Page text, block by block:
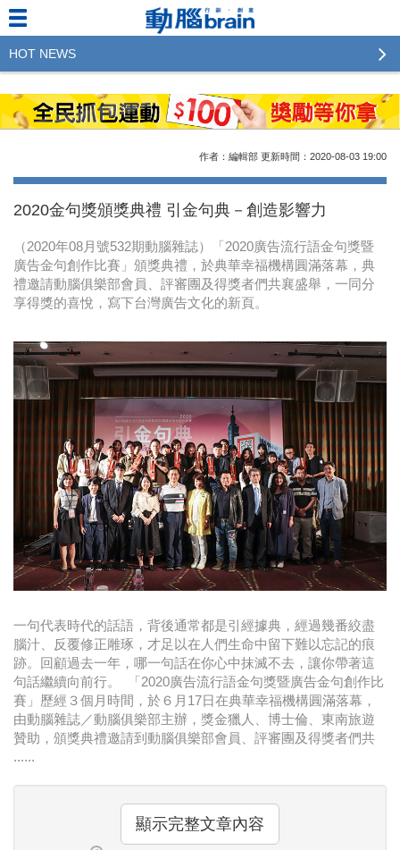
作者：編輯部 更新時間：2020-08-03 19:00
2020金句獎頒獎典禮 引金句典－創造影響力
（2020年08月號532期動腦雜誌）「2020廣告流行語金句獎暨
廣告金句創作比賽」頒獎典禮，於典華幸福機構圓滿落幕，典
禮邀請動腦俱樂部會員、評審團及得獎者們共襄盛舉，一同分
享得獎的喜悅，寫下台灣廣告文化的新頁。
一句代表時代的話語，背後通常都是引經據典，經過幾番絞盡
腦汁、反覆修正雕琢，才足以在人們生命中留下難以忘記的痕
跡。回顧過去一年，哪一句話在你心中抹滅不去，讓你帶著這
句話繼續向前行。 「2020廣告流行語金句獎暨廣告金句創作比
賽」歷經３個月時間，於６月17日在典華幸福機構圓滿落幕，
由動腦雜誌／動腦俱樂部主辦，獎金獵人、博士倫、東南旅遊
贊助，頒獎典禮邀請到動腦俱樂部會員、評審團及得獎者們共
......
顯示完整文章內容
HOT NEWS
2023行銷傳播傑出貢獻獎 啟動徵件！期許參賽作品
更創新及具影響力
2022行銷傳播傑出貢獻獎得獎名單揭曉，近400位行
感美照
2023台灣民生快消品牌排行 14億次國民消費揭曉品
牌足跡贏家
域動行銷公布人事異動
CSD中衛營運長張德成：中衛跳脫框架 玩出口罩新
時尚
金獎的代價 牛恆泰：沒人知道我失去什麼！
台灣百事食品 注重品牌體驗創造差異化
黃麗萍：媒體代理商有幫客戶升級的責任！
牛恆泰：媒體產業蛻變關鍵期，數位轉型該怎麼
搞？（上）